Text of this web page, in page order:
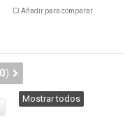
Añadir para comparar
0)
Mostrar todos